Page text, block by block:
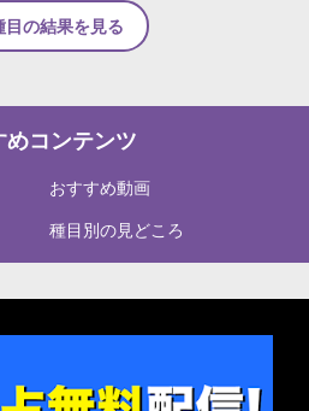
目の結果を見る
めコンテンツ
おすすめ動画
種目別の見どころ